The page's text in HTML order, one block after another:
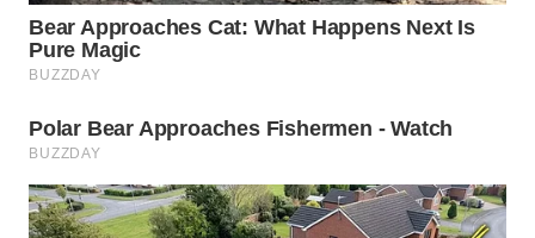
WN
TEBING
WN
PAKPAK